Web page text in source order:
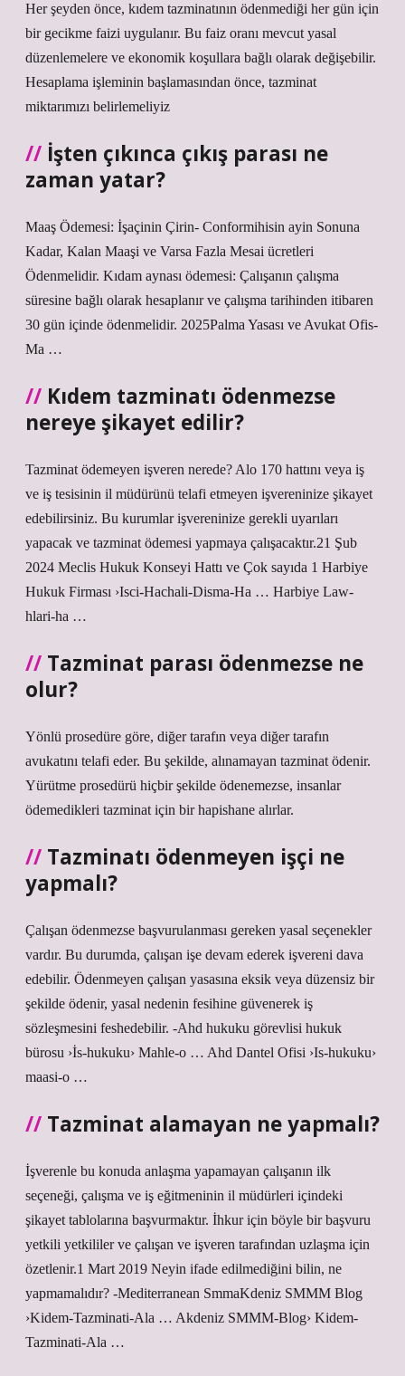
Her şeyden önce, kıdem tazminatının ödenmediği her gün için
bir gecikme faizi uygulanır. Bu faiz oranı mevcut yasal
düzenlemelere ve ekonomik koşullara bağlı olarak değişebilir.
Hesaplama işleminin başlamasından önce, tazminat
miktarımızı belirlemeliyiz
İşten çıkınca çıkış parası ne
zaman yatar?
Maaş Ödemesi: İşaçinin Çirin- Conformihisin ayin Sonuna
Kadar, Kalan Maaşi ve Varsa Fazla Mesai ücretleri
Ödenmelidir. Kıdam aynası ödemesi: Çalışanın çalışma
süresine bağlı olarak hesaplanır ve çalışma tarihinden itibaren
30 gün içinde ödenmelidir. 2025Palma Yasası ve Avukat Ofis-
Ma …
Kıdem tazminatı ödenmezse
nereye şikayet edilir?
Tazminat ödemeyen işveren nerede? Alo 170 hattını veya iş
ve iş tesisinin il müdürünü telafi etmeyen işvereninize şikayet
edebilirsiniz. Bu kurumlar işvereninize gerekli uyarıları
yapacak ve tazminat ödemesi yapmaya çalışacaktır.21 Şub
2024 Meclis Hukuk Konseyi Hattı ve Çok sayıda 1 Harbiye
Hukuk Firması ›Isci-Hachali-Disma-Ha … Harbiye Law-
hlari-ha …
Tazminat parası ödenmezse ne
olur?
Yönlü prosedüre göre, diğer tarafın veya diğer tarafın
avukatını telafi eder. Bu şekilde, alınamayan tazminat ödenir.
Yürütme prosedürü hiçbir şekilde ödenemezse, insanlar
ödemedikleri tazminat için bir hapishane alırlar.
Tazminatı ödenmeyen işçi ne
yapmalı?
Çalışan ödenmezse başvurulanması gereken yasal seçenekler
vardır. Bu durumda, çalışan işe devam ederek işvereni dava
edebilir. Ödenmeyen çalışan yasasına eksik veya düzensiz bir
şekilde ödenir, yasal nedenin fesihine güvenerek iş
sözleşmesini feshedebilir. -Ahd hukuku görevlisi hukuk
bürosu ›İs-hukuku› Mahle-o … Ahd Dantel Ofisi ›Is-hukuku›
maasi-o …
Tazminat alamayan ne yapmalı?
İşverenle bu konuda anlaşma yapamayan çalışanın ilk
seçeneği, çalışma ve iş eğitmeninin il müdürleri içindeki
şikayet tablolarına başvurmaktır. İhkur için böyle bir başvuru
yetkili yetkililer ve çalışan ve işveren tarafından uzlaşma için
özetlenir.1 Mart 2019 Neyin ifade edilmediğini bilin, ne
yapmamalıdır? -Mediterranean SmmaKdeniz SMMM Blog
›Kidem-Tazminati-Ala … Akdeniz SMMM-Blog› Kidem-
Tazminati-Ala …